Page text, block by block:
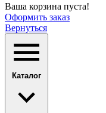
Ваша корзина пуста!
Оформить заказ
Вернуться
Каталог